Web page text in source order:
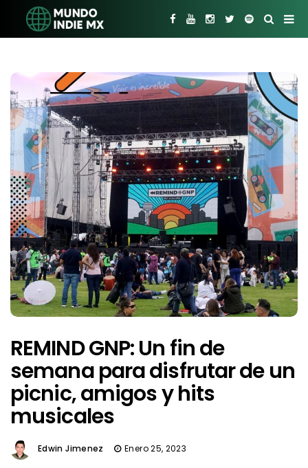
REMIND GNP: Un fin de
semana para disfrutar de un
picnic, amigos y hits
musicales
Edwin Jimenez Enero 25, 2023